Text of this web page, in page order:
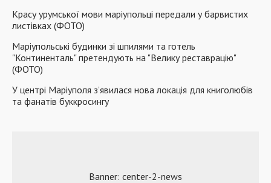
Красу урумської мови маріупольці передали у барвистих
листівках (ФОТО)
Маріупольські будинки зі шпилями та готель
"Континенталь" претендують на "Велику реставрацію"
(ФОТО)
У центрі Маріуполя з’явилася нова локація для книголюбів
та фанатів буккросингу